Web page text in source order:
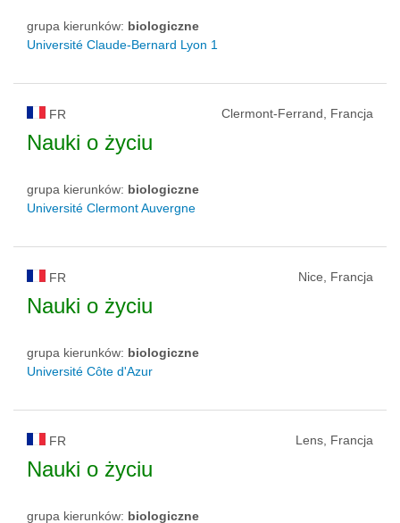
grupa kierunków: biologiczne
Université Claude-Bernard Lyon 1
FR Clermont-Ferrand, Francja
Nauki o życiu
grupa kierunków: biologiczne
Université Clermont Auvergne
FR Nice, Francja
Nauki o życiu
grupa kierunków: biologiczne
Université Côte d'Azur
FR Lens, Francja
Nauki o życiu
grupa kierunków: biologiczne